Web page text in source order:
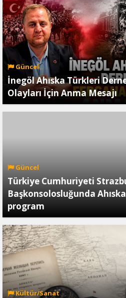
Güncel
İnegöl Ahıska Türkleri
Olayları İçin Anma Mesajı
Güncel
Türkiye Cumhuriyeti
Başkonsolosluğunda
program
Kültür/Sanat